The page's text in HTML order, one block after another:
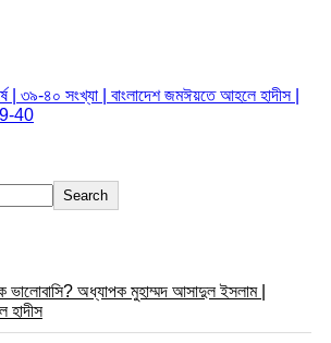
| ৩৯-৪০ সংখ্যা | বাংলাদেশ জমঈয়তে আহলে হাদীস |
40
Search
অধ্যাপক মুহাম্মদ আসাদুল ইসলাম |
হাদীস